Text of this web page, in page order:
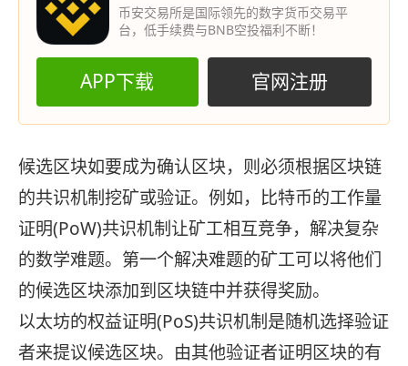
币安交易所是国际领先的数字货币交易平
台，低手续费与BNB空投福利不断！
APP下载 官网注册
候选区块如要成为确认区块，则必须根据区块链
的共识机制挖矿或验证。例如，比特币的工作量
证明(PoW)共识机制让矿工相互竞争，解决复杂
的数学难题。第一个解决难题的矿工可以将他们
的候选区块添加到区块链中并获得奖励。
以太坊的权益证明(PoS)共识机制是随机选择验证
者来提议候选区块。由其他验证者证明区块的有